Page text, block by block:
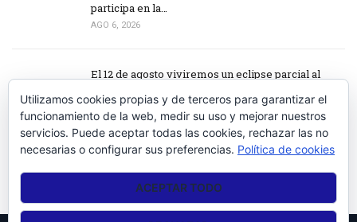
participa en la…
AGO 6, 2026
El 12 de agosto viviremos un eclipse parcial al
98,5% en la Vega Baja
AGO 6, 2026
Torrevieja invierte más de 17.500 euros en la
renovación integral de…
AGO 6, 2026
Utilizamos cookies propias y de terceros para garantizar el
funcionamiento de la web, medir su uso y mejorar nuestros
servicios. Puede aceptar todas las cookies, rechazar las no
necesarias o configurar sus preferencias. Política de cookies
ACEPTAR TODO